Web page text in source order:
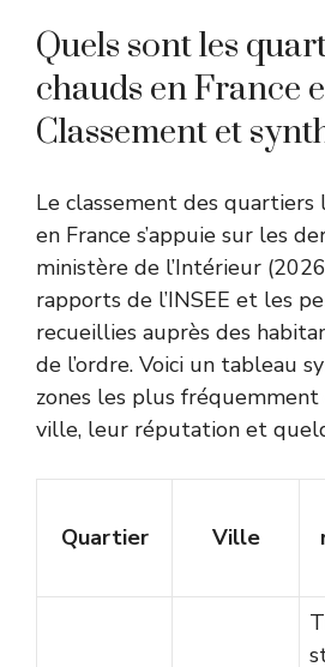
Quels sont les
chauds en France
Classement et
Le classement des quartiers
en France s’appuie sur les
ministère de l’Intérieur
rapports de l’INSEE et les
recueillies auprès des
de l’ordre. Voici un tableau
zones les plus fréquemment
ville, leur réputation et
Quartier Ville